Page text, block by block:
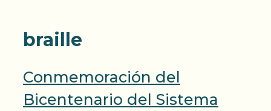
braille
Conmemoración del
Bicentenario del Sistema